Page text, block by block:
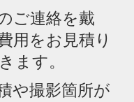
ご連絡を戴
用をお見積り
ます。
や撮影箇所が